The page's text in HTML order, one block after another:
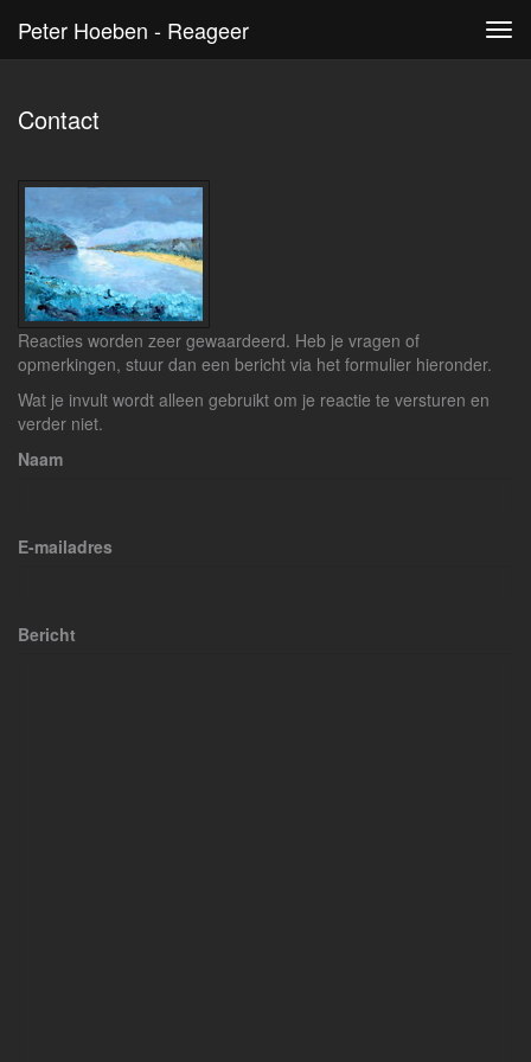
Peter Hoeben - Reageer
Contact
Reacties worden zeer gewaardeerd. Heb je vragen of
opmerkingen, stuur dan een bericht via het formulier hieronder.
Wat je invult wordt alleen gebruikt om je reactie te versturen en
verder niet.
Naam
E-mailadres
Bericht